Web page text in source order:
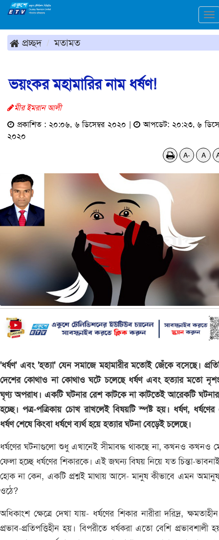
প্রচ্ছদ মতামত
ভয়ংকর মহামারির নাম ধর্ষণ!
মীর ইমরান আলী
প্রকাশিত : ২০:০৬, ৬ ডিসেম্বর ২০২০ |
আপডেট: ২০:২৩, ৬
২০২০
A- A
'ধর্ষণ' এবং 'হত্যা' যেন সমাজে মহামারীর মতোই জেঁকে বসেছে।
দেশের কোথাও না কোথাও ঘটে চলেছে ধর্ষণ এবং হত্যার মতো
ঘৃণ্য অপরাধ। একটি ঘটনার রেশ কাটকে না কাটতেই আরেকটি
হচ্ছে। পত্র-পত্রিকায় চোখ রাখলেই বিষয়টি স্পষ্ট হয়। ধর্ষণ, ধর্ষণের
ধর্ষণ শেষে কিংবা ধর্ষণে ব্যর্থ হয়ে হত্যার ঘটনা বেড়েই চলেছে।
ধর্ষণের ঘটনাগুলো শুধু এখানেই সীমাবদ্ধ থাকছে না, কখনও কখনও
ফেলা হচ্ছে ধর্ষণের শিকারকে। এই জঘন্য বিষয় নিয়ে যত চিন্তা-
হোক না কেন, একটি প্রশ্নই মাথায় আসে- মানুষ কীভাবে এমন
ওঠে?
অধিকাংশ ক্ষেত্রে দেখা যায়- ধর্ষণের শিকার নারীরা দরিদ্র,
প্রভাব-প্রতিপত্তিহীন হয়। বিপরীতে ধর্ষকরা এতো বেশি প্রভাবশালী